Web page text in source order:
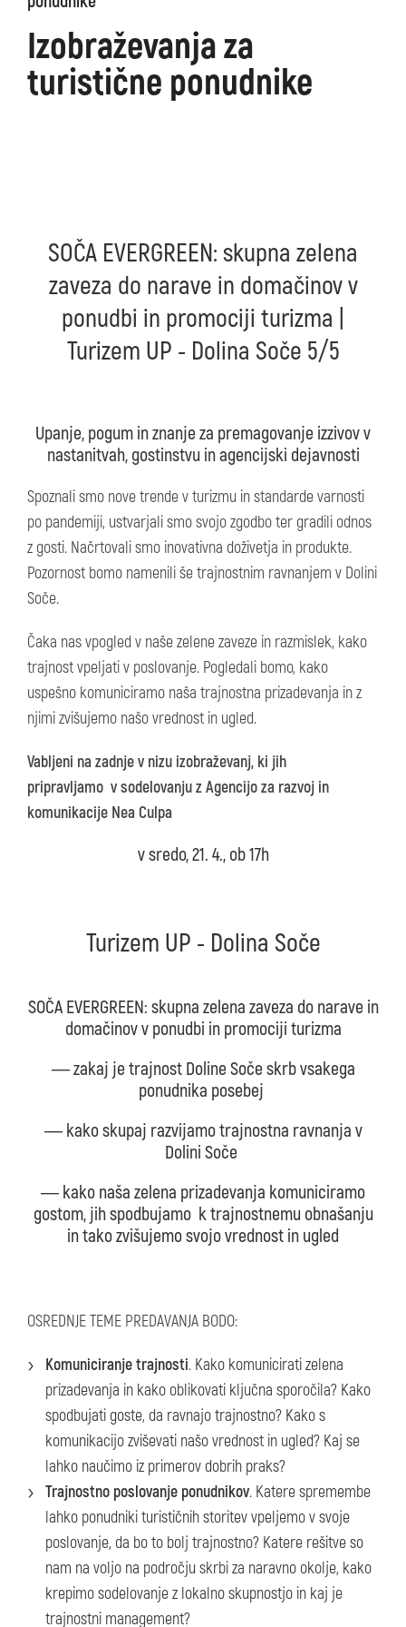
Izobraževanja za
turistične ponudnike
SOČA EVERGREEN: skupna zelena
zaveza do narave in domačinov v
ponudbi in promociji turizma |
Turizem UP - Dolina Soče 5/5
Upanje, pogum in znanje za premagovanje izzivov v
nastanitvah, gostinstvu in agencijski dejavnosti
Spoznali smo nove trende v turizmu in standarde varnosti
po pandemiji, ustvarjali smo svojo zgodbo ter gradili odnos
z gosti. Načrtovali smo inovativna doživetja in produkte.
Pozornost bomo namenili še trajnostnim ravnanjem v Dolini
Soče.
Čaka nas vpogled v naše zelene zaveze in razmislek, kako
trajnost vpeljati v poslovanje. Pogledali bomo, kako
uspešno komuniciramo naša trajnostna prizadevanja in z
njimi zvišujemo našo vrednost in ugled.
Vabljeni na zadnje v nizu izobraževanj, ki jih
pripravljamo v sodelovanju z Agencijo za razvoj in
komunikacije Nea Culpa
v sredo, 21. 4., ob 17h
Turizem UP - Dolina Soče
SOČA EVERGREEN: skupna zelena zaveza do narave in
domačinov v ponudbi in promociji turizma
― zakaj je trajnost Doline Soče skrb vsakega
ponudnika posebej
― kako skupaj razvijamo trajnostna ravnanja v
Dolini Soče
― kako naša zelena prizadevanja komuniciramo
gostom, jih spodbujamo k trajnostnemu obnašanju
in tako zvišujemo svojo vrednost in ugled
OSREDNJE TEME PREDAVANJA BODO:
Komuniciranje trajnosti. Kako komunicirati zelena
prizadevanja in kako oblikovati ključna sporočila? Kako
spodbujati goste, da ravnajo trajnostno? Kako s
komunikacijo zviševati našo vrednost in ugled? Kaj se
lahko naučimo iz primerov dobrih praks?
Trajnostno poslovanje ponudnikov. Katere spremembe
lahko ponudniki turističnih storitev vpeljemo v svoje
poslovanje, da bo to bolj trajnostno? Katere rešitve so
nam na voljo na področju skrbi za naravno okolje, kako
krepimo sodelovanje z lokalno skupnostjo in kaj je
trajnostni management?